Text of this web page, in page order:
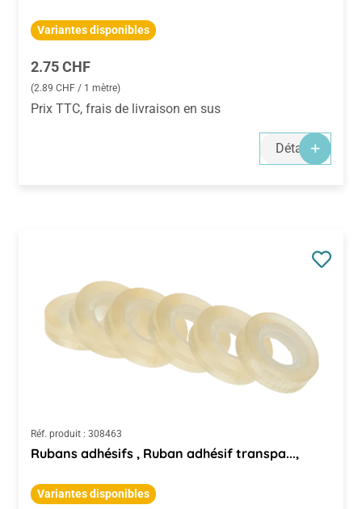
Variantes disponibles
Prix régulier :
2.75 CHF
(2.89 CHF / 1 mètre)
Prix TTC, frais de livraison en sus
Détails
Réf. produit : 308463
Rubans adhésifs , Ruban adhésif transpa...,
Variantes disponibles